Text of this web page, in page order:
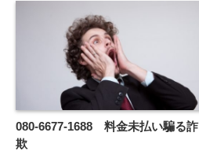
080-6677-1688 料金未払い騙る詐
欺